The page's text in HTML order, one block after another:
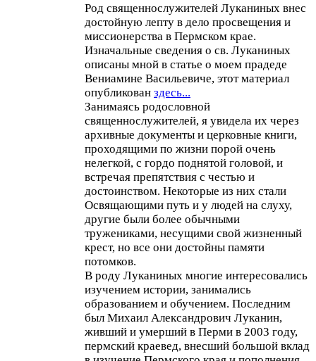
Род священнослужителей Луканиных внес
достойную лепту в дело просвещения и
миссионерства в Пермском крае.
Изначальные сведения о св. Луканиных
описаны мной в статье о моем прадеде
Вениамине Васильевиче, этот материал
опубликован здесь...
Занимаясь родословной
священнослужителей, я увидела их через
архивные документы и церковные книги,
проходящими по жизни порой очень
нелегкой, с гордо поднятой головой, и
встречая препятствия с честью и
достоинством. Некоторые из них стали
Освящающими путь и у людей на слуху,
другие были более обычными
тружениками, несущими свой жизненный
крест, но все они достойны памяти
потомков.
В роду Луканиных многие интересовались
изучением истории, занимались
образованием и обучением. Последним
был Михаил Александрович Луканин,
живший и умерший в Перми в 2003 году,
пермский краевед, внесший большой вклад